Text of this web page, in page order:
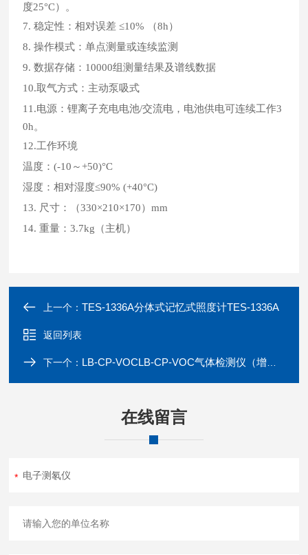
度25°C）。
7. 稳定性：相对误差 ≤10% （8h）
8. 操作模式：单点测量或连续监测
9. 数据存储：10000组测量结果及谱线数据
10.取气方式：主动泵吸式
11.电源：锂离子充电电池/交流电，电池供电可连续工作3
0h。
12.工作环境
温度：(-10～+50)°C
湿度：相对湿度≤90% (+40°C)
13. 尺寸：（330×210×170）mm
14. 重量：3.7kg（主机）
上一个：TES-1336A分体式记忆式照度计TES-1336A
返回列表
下一个： LB-CP-VOCLB-CP-VOC气体检测仪（增强版）
在线留言